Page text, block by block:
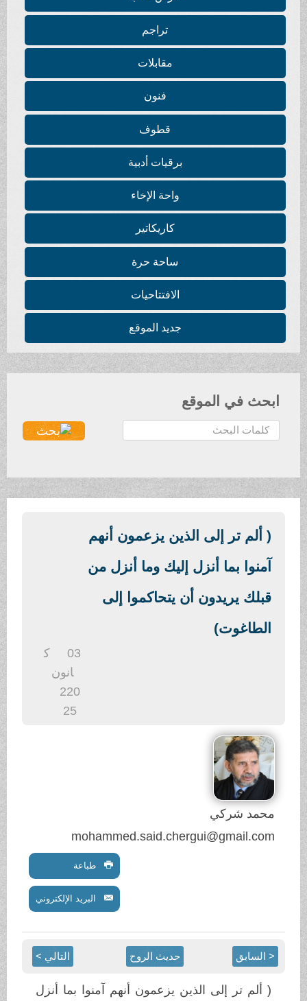
تراجم
مقابلات
فنون
قطوف
برقيات أدبية
واحة الإخاء
كاريكاتير
ساحة حرة
الافتتاحيات
جديد الموقع
ابحث في الموقع
ح
ث
( ألم تر إلى الذين يزعمون أنهم
آمنوا بما أنزل إليك وما أنزل من
قبلك يريدون أن يتحاكموا إلى
الطاغوت)
انون
220
محمد شركي
mohammed.said.chergui@gmail.com
طباعة
البريد الإلكتروني
< السابق حديث الروح التالي >
( ألم تر إلى الذين يزعمون أنهم آمنوا بما أنزل